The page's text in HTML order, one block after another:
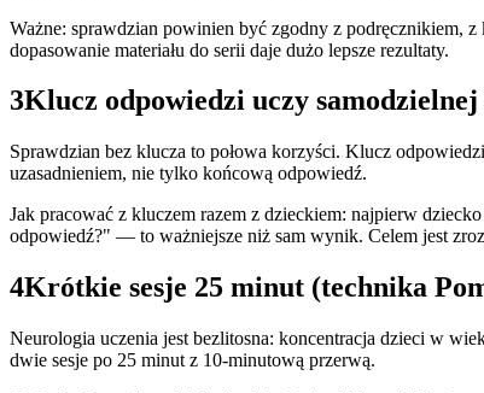
Ważne: sprawdzian powinien być zgodny z podręcznikiem,
dopasowanie materiału do serii daje dużo lepsze rezultaty.
3Klucz odpowiedzi uczy
Sprawdzian bez klucza to połowa korzyści. Klucz
uzasadnieniem, nie tylko końcową odpowiedź.
Jak pracować z kluczem razem z dzieckiem: najpierw
odpowiedź?" — to ważniejsze niż sam wynik. Celem jest
4Krótkie sesje 25 minut (technika
Neurologia uczenia jest bezlitosna: koncentracja dzieci w
dwie sesje po 25 minut z 10-minutową przerwą.